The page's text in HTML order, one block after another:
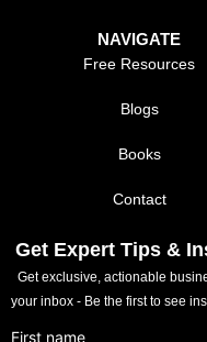
NAVIGATE
Free Resources
Blogs
Books
Contact
Get Expert Tips &
Get exclusive, actionable
your inbox - Be the first to see
First name